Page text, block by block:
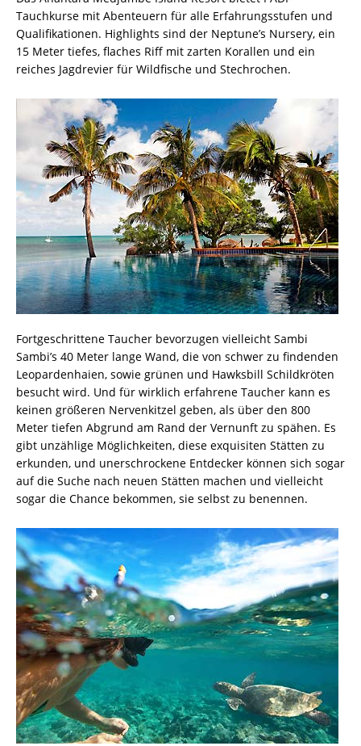
Tauchkurse mit Abenteuern für alle Erfahrungsstufen und
Qualifikationen. Highlights sind der Neptune’s Nursery, ein
15 Meter tiefes, flaches Riff mit zarten Korallen und ein
reiches Jagdrevier für Wildfische und Stechrochen.
Fortgeschrittene Taucher bevorzugen vielleicht Sambi
Sambi’s 40 Meter lange Wand, die von schwer zu findenden
Leopardenhaien, sowie grünen und Hawksbill Schildkröten
besucht wird. Und für wirklich erfahrene Taucher kann es
keinen größeren Nervenkitzel geben, als über den 800
Meter tiefen Abgrund am Rand der Vernunft zu spähen. Es
gibt unzählige Möglichkeiten, diese exquisiten Stätten zu
erkunden, und unerschrockene Entdecker können sich sogar
auf die Suche nach neuen Stätten machen und vielleicht
sogar die Chance bekommen, sie selbst zu benennen.